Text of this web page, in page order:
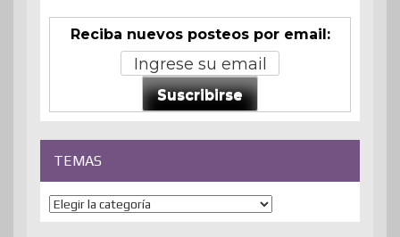
Reciba nuevos posteos por email:
Suscribirse
TEMAS
Temas